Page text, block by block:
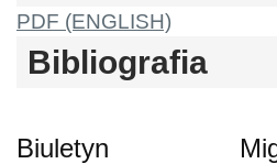
PDF (ENGLISH)
Bibliografia
Biuletyn